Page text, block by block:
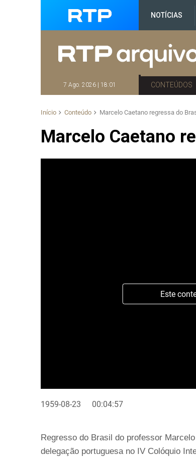
NOTÍCIAS
7 Ago. 2026 | 18:01 CONTEÚDOS
Início Conteúdo Marcelo Caetano regressa do
Marcelo Caetano
Este
1959-08-23 00:04:57
Regresso do Brasil do professor
delegação portuguesa no IV Colóquio